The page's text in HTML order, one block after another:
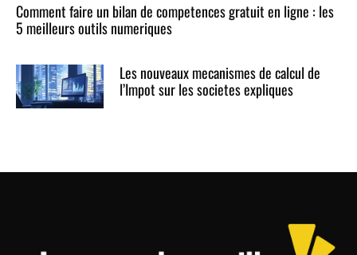
Comment faire un bilan de competences gratuit en ligne : les
5 meilleurs outils numeriques
Les nouveaux mecanismes de calcul de
l’Impot sur les societes expliques